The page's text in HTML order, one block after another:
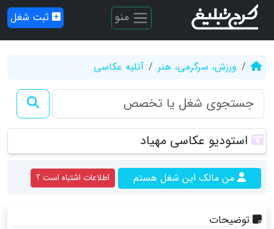
منو ثبت شغل
ورزش، سرگرمی، هنر آتلیه عکاسی
استودیو عکاسی مهیاد
من مالک این شغل هستم اطلاعات اشتباه است ؟
توضیحات